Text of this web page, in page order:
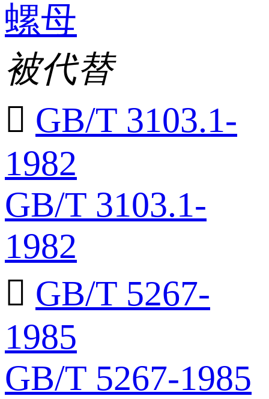
螺母
被代替
 GB/T 3103.1-
1982
GB/T 3103.1-
1982
 GB/T 5267-
1985
GB/T 5267-1985